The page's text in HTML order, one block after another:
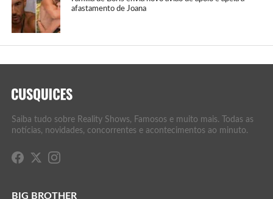
afastamento de Joana
Saiba tudo sobre Reality Shows, Famosos e muito mais. Todas as
notícias, novidades, concorrentes e acontecimentos ao minuto.
BIG BROTHER